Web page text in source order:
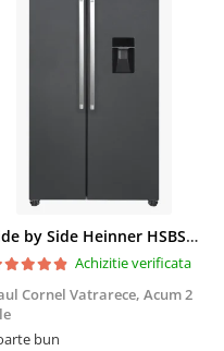
Side by Side Heinner HSBS-HM439NFINVDGWDE++, Total No Frost, Compresor Inverter, Dozator Apa, Display Touch LED, 439 L, Clasa E, Gri Antracit Texturat
Achizitie verificata
Cornel Vatrarece, Acum 2
bun